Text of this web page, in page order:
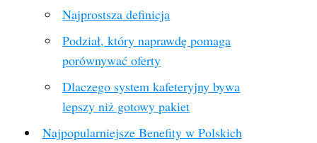
Najprostsza definicja
Podział, który naprawdę pomaga
porównywać oferty
Dlaczego system kafeteryjny bywa
lepszy niż gotowy pakiet
Najpopularniejsze Benefity w Polskich